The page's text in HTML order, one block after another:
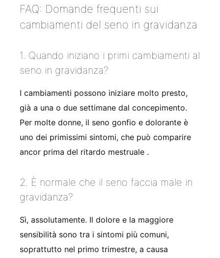
FAQ: Domande frequenti sui
cambiamenti del seno in gravidanza
1. Quando iniziano i primi cambiamenti al
seno in gravidanza?
I cambiamenti possono iniziare molto presto,
già a una o due settimane dal concepimento.
Per molte donne, il seno gonfio e dolorante è
uno dei primissimi sintomi, che può comparire
ancor prima del ritardo mestruale .
2. È normale che il seno faccia male in
gravidanza?
Sì, assolutamente. Il dolore e la maggiore
sensibilità sono tra i sintomi più comuni,
soprattutto nel primo trimestre, a causa